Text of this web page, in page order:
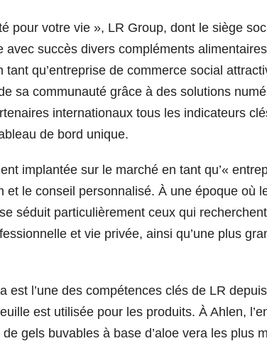
pour votre vie », LR Group, dont le siège
avec succès divers compléments
qu’entreprise de commerce social
sa communauté grâce à des solutions
internationaux tous les indicateurs
de bord unique.
implantée sur le marché en tant qu’«
et le conseil personnalisé. À une époque où
séduit particulièrement ceux qui
et vie privée, ainsi qu’une plus
est l’une des compétences clés de LR
est utilisée pour les produits. À Ahlen,
gels buvables à base d’aloe vera les plus